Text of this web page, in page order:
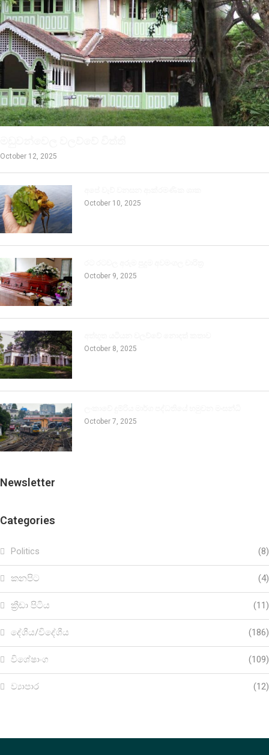
October 12, 2025
October 10, 2025
October 9, 2025
October 8, 2025
October 7, 2025
Newsletter
Categories
Politics (8)
කනපිට (4)
ක්‍රීඩා පිටිය (11)
දේශීය/විදේශීය (186)
විශේෂාංග (109)
ව්‍යාපාර (12)